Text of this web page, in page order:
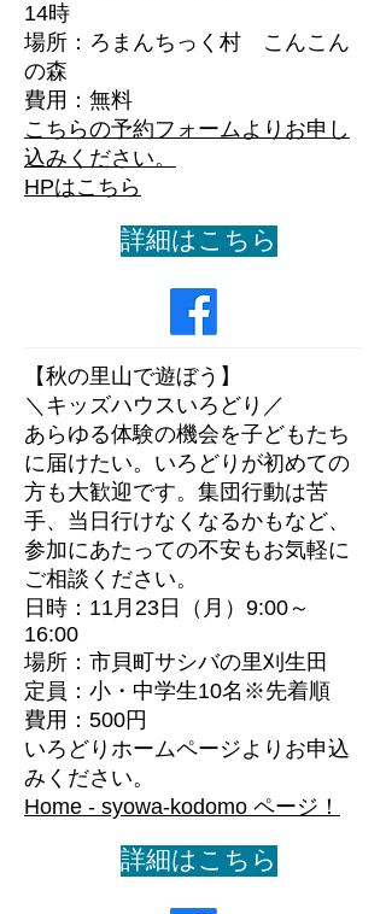
14時
場所：ろまんちっく村 こんこん
の森
費用：無料
こちらの予約フォームよりお申し
込みください。
​HPはこちら
詳細はこちら
【秋の里山で遊ぼう】​
＼キッズハウスいろどり／
​あらゆる体験の機会を子どもたち
に届けたい。いろどりが初めての
方も大歓迎です。集団行動は苦
手、当日行けなくなるかもなど、
参加にあたっての不安もお気軽に
ご相談ください。
日時：11月23 日（月）9:00～
16:00
場所：市貝町サシバの里刈生田
定員：小・中学生10名※先着順
​費用：500円
​いろどりホームページよりお申込
みください。
Home - syowa-kodomo ページ！
詳細はこちら